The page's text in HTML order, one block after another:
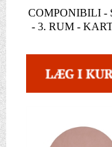
COMPONIBILI -
- 3. RUM -